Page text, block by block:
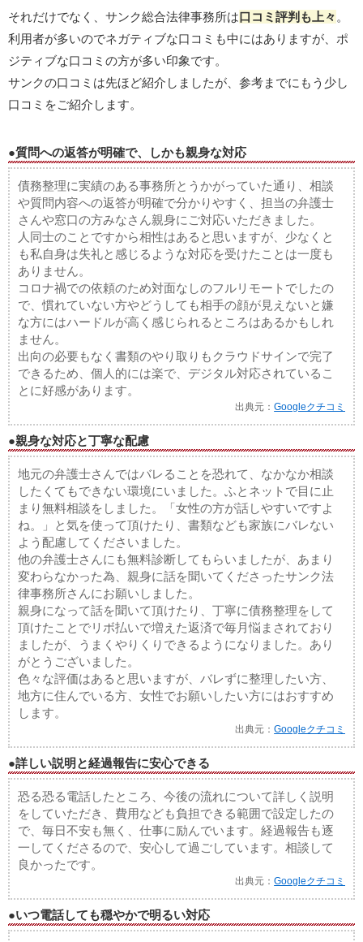
それだけでなく、サンク総合法律事務所は口コミ評判も上々 。
利用者が多いのでネガティブな口コミも中にはありますが、ポ
ジティブな口コミの方が多い印象です。
サンクの口コミは先ほど紹介しましたが、参考までにもう少し
口コミをご紹介します。
●質問への返答が明確で、しかも親身な対応
債務整理に実績のある事務所とうかがっていた通り、相談
や質問内容への返答が明確で分かりやすく、担当の弁護士
さんや窓口の方みなさん親身にご対応いただきました。
人同士のことですから相性はあると思いますが、少なくと
も私自身は失礼と感じるような対応を受けたことは一度も
ありません。
コロナ禍での依頼のため対面なしのフルリモートでしたの
で、慣れていない方やどうしても相手の顔が見えないと嫌
な方にはハードルが高く感じられるところはあるかもしれ
ません。
出向の必要もなく書類のやり取りもクラウドサインで完了
できるため、個人的には楽で、デジタル対応されているこ
とに好感があります。
出典元：Googleクチコミ
●親身な対応と丁寧な配慮
地元の弁護士さんではバレることを恐れて、なかなか相談
したくてもできない環境にいました。ふとネットで目に止
まり無料相談をしました。「女性の方が話しやすいですよ
ね。」と気を使って頂けたり、書類なども家族にバレない
よう配慮してくださいました。
他の弁護士さんにも無料診断してもらいましたが、あまり
変わらなかった為、親身に話を聞いてくださったサンク法
律事務所さんにお願いしました。
親身になって話を聞いて頂けたり、丁寧に債務整理をして
頂けたことでリボ払いで増えた返済で毎月悩まされており
ましたが、うまくやりくりできるようになりました。あり
がとうございました。
色々な評価はあると思いますが、バレずに整理したい方、
地方に住んでいる方、女性でお願いしたい方にはおすすめ
します。
出典元：Googleクチコミ
●詳しい説明と経過報告に安心できる
恐る恐る電話したところ、今後の流れについて詳しく説明
をしていただき、費用なども負担できる範囲で設定したの
で、毎日不安も無く、仕事に励んでいます。経過報告も逐
一してくださるので、安心して過ごしています。相談して
良かったです。
出典元：Googleクチコミ
●いつ電話しても穏やかで明るい対応